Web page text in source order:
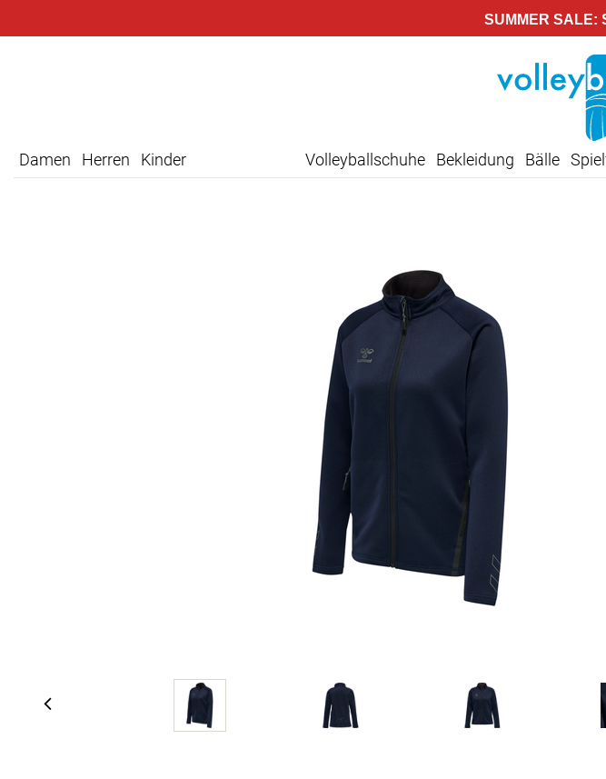
SUMMER SALE:
Damen Herren Kinder Volleyballschuhe Bekleidung Bälle